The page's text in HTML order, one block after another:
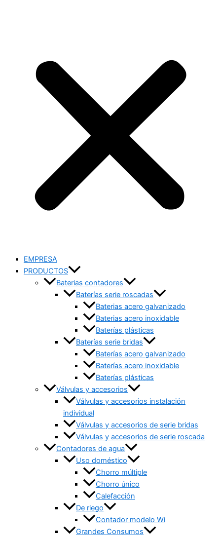
EMPRESA
PRODUCTOS
Baterias contadores
Baterías serie roscadas
Baterias acero galvanizado
Baterias acero inoxidable
Baterías plásticas
Baterías serie bridas
Baterías acero galvanizado
Baterías acero inoxidable
Baterías plásticas
Válvulas y accesorios
Válvulas y accesorios instalación
individual
Válvulas y accesorios de serie bridas
Válvulas y accesorios de serie roscada
Contadores de agua
Uso doméstico
Chorro múltiple
Chorro único
Calefacción
De riego
Contador modelo Wi
Grandes Consumos